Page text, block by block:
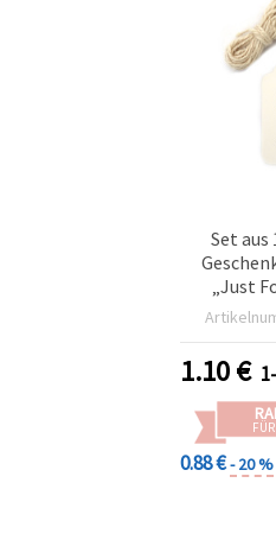
Set
„Just
Schleifen-
1.10€
0.88 €- 20 %